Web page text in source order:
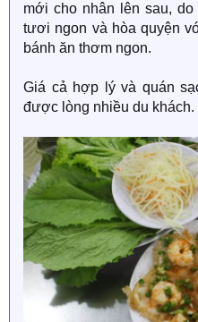
mới cho nhân lên sau,
tươi ngon và hòa quyện
bánh ăn thơm ngon.
Giá cả hợp lý và quán
được lòng nhiều du khách.